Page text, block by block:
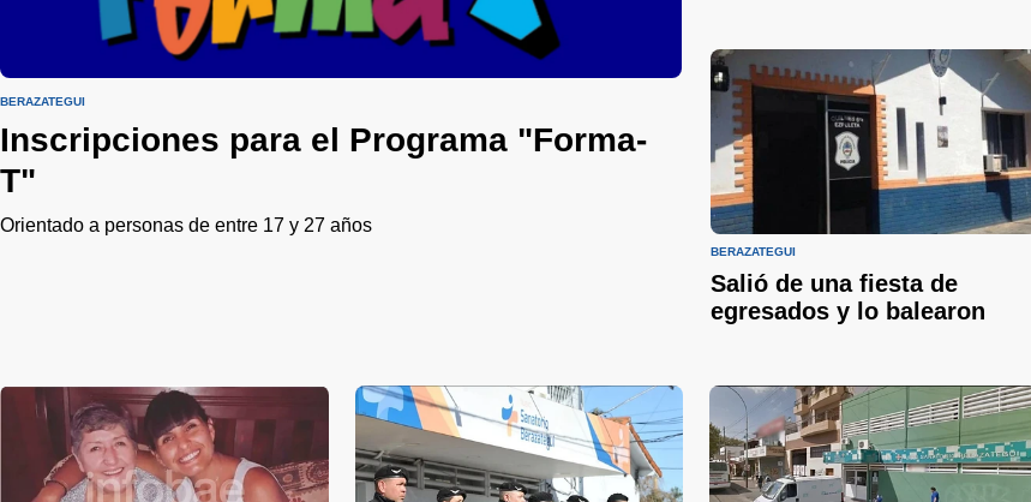
BERAZATEGUI
Inscripciones para el Programa "Forma-
T"
Orientado a personas de entre 17 y 27 años
BERAZATEGUI
Salió de una fiesta de
egresados y lo balearon